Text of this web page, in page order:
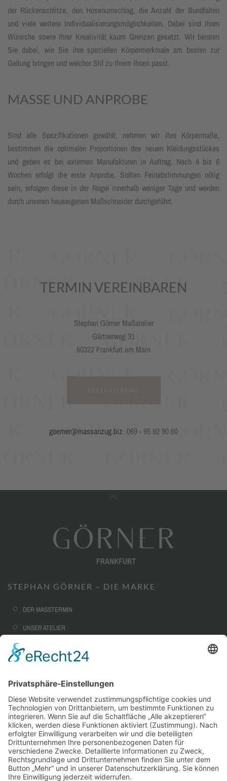
der Rücken­schlitze, den Hosen­umschlag, die Anzahl der Bundfalten
und viele weitere Indivi­dua­lisierungs­möglich­keiten. Dabei sind Ihren
Wünsche sowie Ihrer Kreativität kaum Grenzen gesetzt. Wir beraten
Sie dabei, wie Sie ihre speziellen Körpermerk­male am besten zur
Geltung bringen und welcher Stil zu Ihrem Ihnen passt.
MASSE UND ANPROBE
Sind alle Spezifikationen gewählt, nehmen wir Ihre Körpermaße,
bestimmen die optimalen Proportionen des neuen Kleidungsstückes
und geben es bei externen Manufakturen in Auftrag. Nach 4 bis 6
Wochen erfolgt die erste Anprobe. Sollten Feinabstimmungen nötig
sein, erfolgen diese in der Regel innerhalb weniger Tage und werden
durch unseren hauseigenen Maßschneider durchgeführt.
TERMIN VEREINBAREN
Stephan Görner Maßatelier
Gärtnerweg 31
60322 Frankfurt am Main
goerner@massanzug.biz 069 - 95 92 90 60
STEPHAN GÖRNER – DIE MARKE
DER MASSTERMIN
UNSER ATELIER
NACHHALTIGKEIT
CORPORATE FASHION
AUSSTATTUNG & OPTIONEN
SERVICE
WARUM MASSKONFEKTION?
STEPHAN GÖRNER VIP-TAILORING